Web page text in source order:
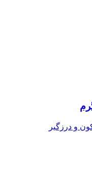
و درزگیر